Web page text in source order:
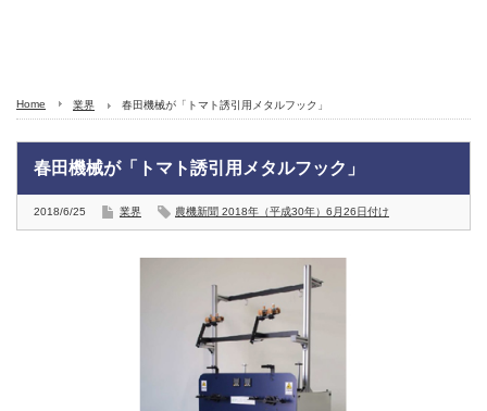
Home 業界 春田機械が「トマト誘引用メタルフック」
春田機械が「トマト誘引用メタルフック」
2018/6/25 業界 農機新聞 2018年（平成30年）6月26日付け